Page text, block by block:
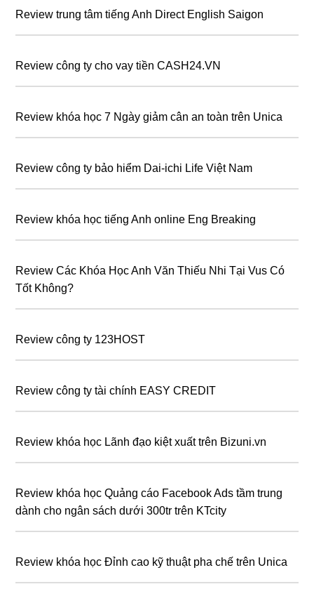
Review trung tâm tiếng Anh Direct English Saigon
Review công ty cho vay tiền CASH24.VN
Review khóa học 7 Ngày giảm cân an toàn trên Unica
Review công ty bảo hiểm Dai-ichi Life Việt Nam
Review khóa học tiếng Anh online Eng Breaking
Review Các Khóa Học Anh Văn Thiếu Nhi Tại Vus Có
Tốt Không?
Review công ty 123HOST
Review công ty tài chính EASY CREDIT
Review khóa học Lãnh đạo kiệt xuất trên Bizuni.vn
Review khóa học Quảng cáo Facebook Ads tầm trung
dành cho ngân sách dưới 300tr trên KTcity
Review khóa học Đỉnh cao kỹ thuật pha chế trên Unica